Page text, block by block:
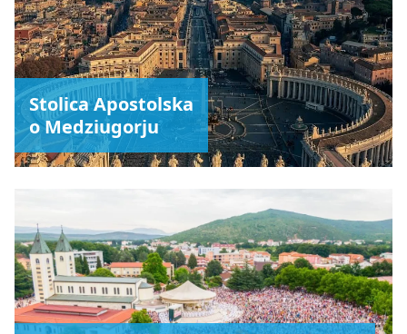
Stolica Apostolska
o Medziugorju